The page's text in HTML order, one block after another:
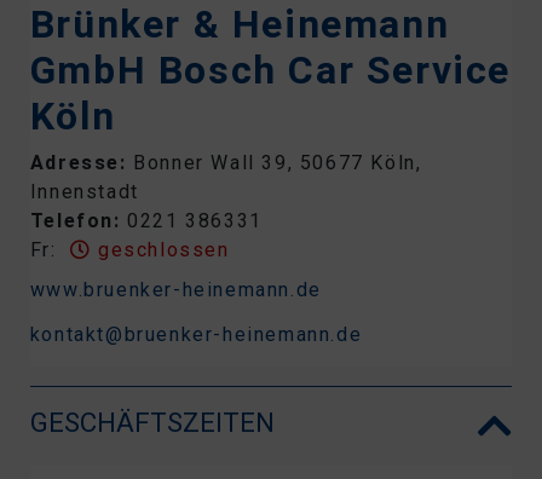
Brünker & Heinemann
GmbH Bosch Car Service
Köln
Adresse: Bonner Wall 39, 50677 Köln,
Innenstadt
Telefon: 0221 386331
Fr:
geschlossen
www.bruenker-heinemann.de
kontakt@bruenker-heinemann.de
GESCHÄFTSZEITEN